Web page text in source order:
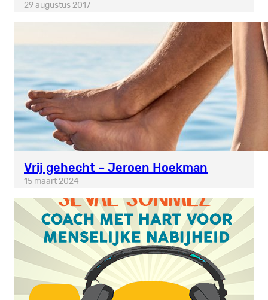
29 augustus 2017
Vrij gehecht – Jeroen Hoekman
15 maart 2024